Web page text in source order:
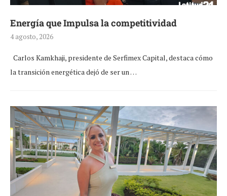
Energía que Impulsa la competitividad
4 agosto, 2026
Carlos Kamkhaji, presidente de Serfimex Capital, destaca cómo
la transición energética dejó de ser un …